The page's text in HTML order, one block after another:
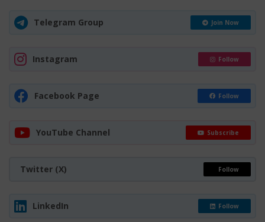
Telegram Group Join Now
Instagram Follow
Facebook Page Follow
YouTube Channel Subscribe
Twitter (X) Follow
LinkedIn Follow